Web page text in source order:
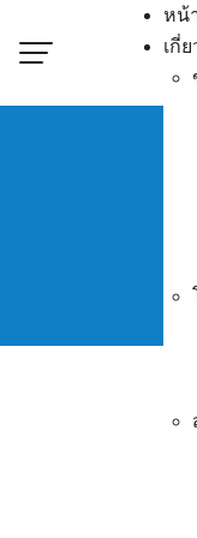
หน้
เกี่